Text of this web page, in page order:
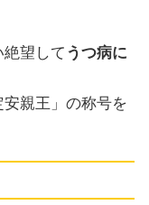
絶望して うつ病に
親王」の称号を